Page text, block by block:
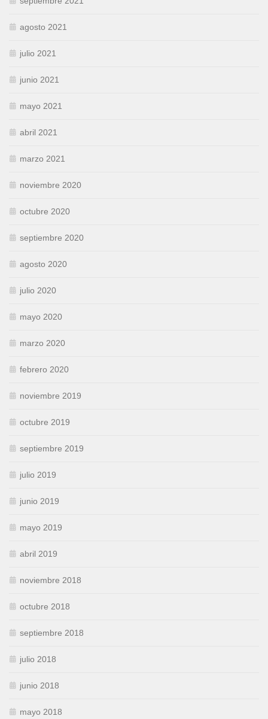
agosto 2021
julio 2021
junio 2021
mayo 2021
abril 2021
marzo 2021
noviembre 2020
octubre 2020
septiembre 2020
agosto 2020
julio 2020
mayo 2020
marzo 2020
febrero 2020
noviembre 2019
octubre 2019
septiembre 2019
julio 2019
junio 2019
mayo 2019
abril 2019
noviembre 2018
octubre 2018
septiembre 2018
julio 2018
junio 2018
mayo 2018